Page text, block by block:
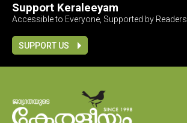
Support Keraleeyam
Accessible to Everyone, Supported by Readers
SUPPORT US